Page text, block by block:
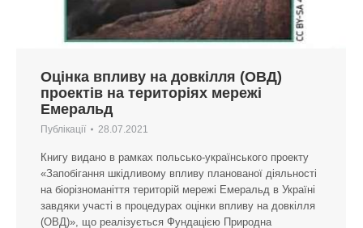
Оцінка впливу на довкілля (ОВД)
проектів на територіях мережі
Емеральд
Публікації 28.07.2021
Книгу видано в рамках польсько-українського проекту
«Запобігання шкідливому впливу планованої діяльності
на біорізноманіття територій мережі Емеральд в Україні
завдяки участі в процедурах оцінки впливу на довкілля
(ОВД)», що реалізується Фундацією Природна